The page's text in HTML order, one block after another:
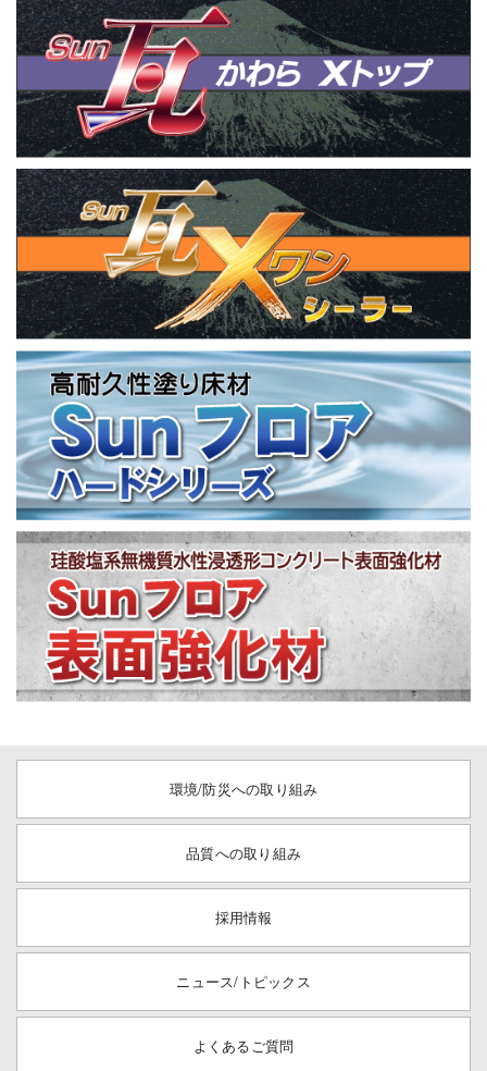
環境/防災への取り組み
品質への取り組み
採用情報
ニュース/トピックス
よくあるご質問